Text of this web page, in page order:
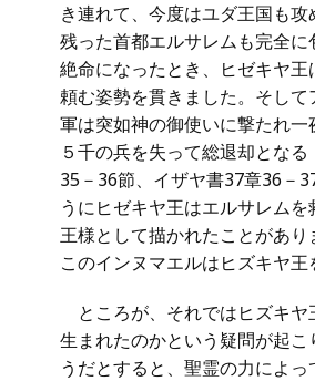
き連れて、今度はユダ王国も
残った首都エルサレムも完全
絶命になったとき、ヒゼキヤ王
頼む姿勢を貫きました。そして
軍は突如神の御使いに撃たれ
５千の兵を失って総退却とな
35－36節、イザヤ書37章36－
うにヒゼキヤ王はエルサレム
王様として描かれたことがあり
このインヌマエルはヒズキヤ王
ところが、それではヒズキヤ
生まれたのかという疑問が起こ
うだとすると、聖霊の力によ